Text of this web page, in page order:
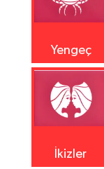
Yengeç
İkizler